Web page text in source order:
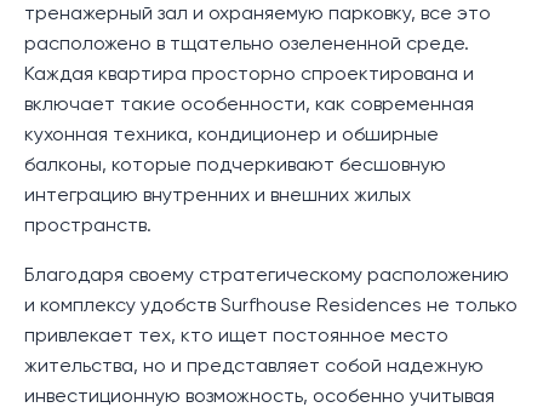
тренажерный зал и охраняемую парковку, все это
расположено в тщательно озелененной среде.
Каждая квартира просторно спроектирована и
включает такие особенности, как современная
кухонная техника, кондиционер и обширные
балконы, которые подчеркивают бесшовную
интеграцию внутренних и внешних жилых
пространств.
Благодаря своему стратегическому расположению
и комплексу удобств Surfhouse Residences не только
привлекает тех, кто ищет постоянное место
жительства, но и представляет собой надежную
инвестиционную возможность, особенно учитывая